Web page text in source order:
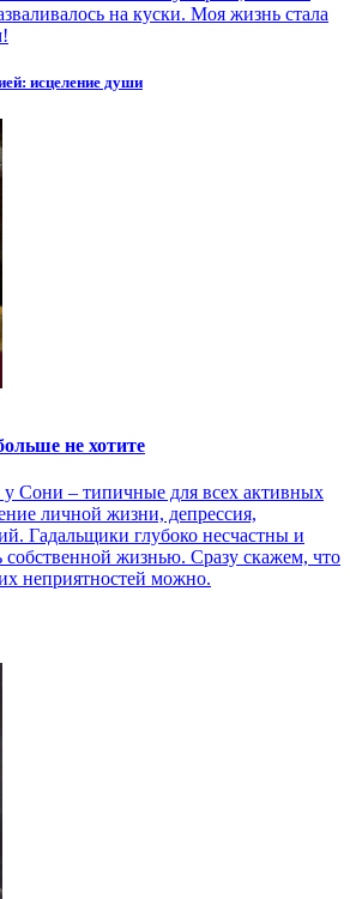
на куски. Моя жизнь стала
исцеление души
не хотите
у Сони – типичные для всех активных
личной жизни, депрессия,
Гадальщики глубоко несчастны и
собственной жизнью. Сразу скажем, что
неприятностей можно.